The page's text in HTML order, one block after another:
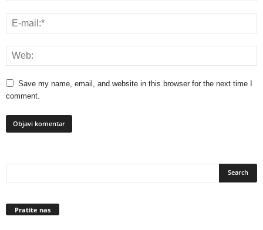
Save my name, email, and website in this browser for the next time I
comment.
Pratite nas